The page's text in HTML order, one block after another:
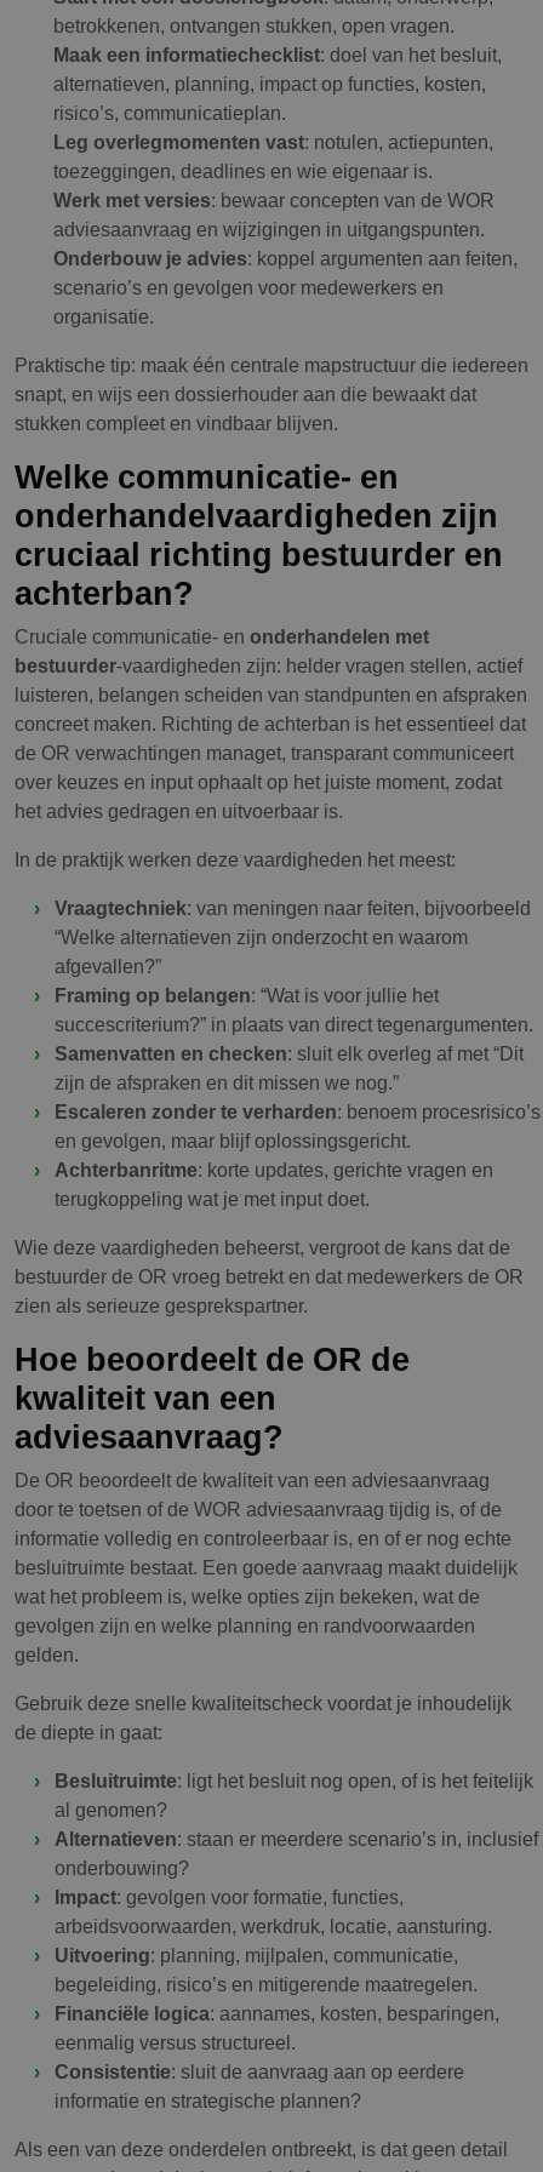
betrokkenen, ontvangen stukken, open vragen.
Maak een informatiechecklist: doel van het besluit,
alternatieven, planning, impact op functies, kosten,
risico’s, communicatieplan.
Leg overlegmomenten vast: notulen, actiepunten,
toezeggingen, deadlines en wie eigenaar is.
Werk met versies: bewaar concepten van de WOR
adviesaanvraag en wijzigingen in uitgangspunten.
Onderbouw je advies: koppel argumenten aan feiten,
scenario’s en gevolgen voor medewerkers en
organisatie.
Praktische tip: maak één centrale mapstructuur die iedereen
snapt, en wijs een dossierhouder aan die bewaakt dat
stukken compleet en vindbaar blijven.
Welke communicatie- en
onderhandelvaardigheden zijn
cruciaal richting bestuurder en
achterban?
Cruciale communicatie- en onderhandelen met
bestuurder-vaardigheden zijn: helder vragen stellen, actief
luisteren, belangen scheiden van standpunten en afspraken
concreet maken. Richting de achterban is het essentieel dat
de OR verwachtingen managet, transparant communiceert
over keuzes en input ophaalt op het juiste moment, zodat
het advies gedragen en uitvoerbaar is.
In de praktijk werken deze vaardigheden het meest:
Vraagtechniek: van meningen naar feiten, bijvoorbeeld
“Welke alternatieven zijn onderzocht en waarom
afgevallen?”
Framing op belangen: “Wat is voor jullie het
succescriterium?” in plaats van direct tegenargumenten.
Samenvatten en checken: sluit elk overleg af met “Dit
zijn de afspraken en dit missen we nog.”
Escaleren zonder te verharden: benoem procesrisico’s
en gevolgen, maar blijf oplossingsgericht.
Achterbanritme: korte updates, gerichte vragen en
terugkoppeling wat je met input doet.
Wie deze vaardigheden beheerst, vergroot de kans dat de
bestuurder de OR vroeg betrekt en dat medewerkers de OR
zien als serieuze gesprekspartner.
Hoe beoordeelt de OR de
kwaliteit van een
adviesaanvraag?
De OR beoordeelt de kwaliteit van een adviesaanvraag
door te toetsen of de WOR adviesaanvraag tijdig is, of de
informatie volledig en controleerbaar is, en of er nog echte
besluitruimte bestaat. Een goede aanvraag maakt duidelijk
wat het probleem is, welke opties zijn bekeken, wat de
gevolgen zijn en welke planning en randvoorwaarden
gelden.
Gebruik deze snelle kwaliteitscheck voordat je inhoudelijk
de diepte in gaat:
Besluitruimte: ligt het besluit nog open, of is het feitelijk
al genomen?
Alternatieven: staan er meerdere scenario’s in, inclusief
onderbouwing?
Impact: gevolgen voor formatie, functies,
arbeidsvoorwaarden, werkdruk, locatie, aansturing.
Uitvoering: planning, mijlpalen, communicatie,
begeleiding, risico’s en mitigerende maatregelen.
Financiële logica: aannames, kosten, besparingen,
eenmalig versus structureel.
Consistentie: sluit de aanvraag aan op eerdere
informatie en strategische plannen?
Als een van deze onderdelen ontbreekt, is dat geen detail